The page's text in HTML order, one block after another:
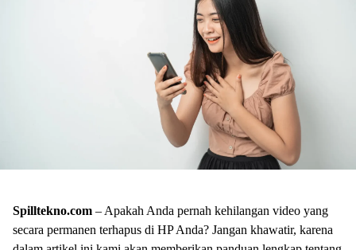
Spilltekno.com – Apakah Anda pernah kehilangan video yang
secara permanen terhapus di HP Anda? Jangan khawatir, karena